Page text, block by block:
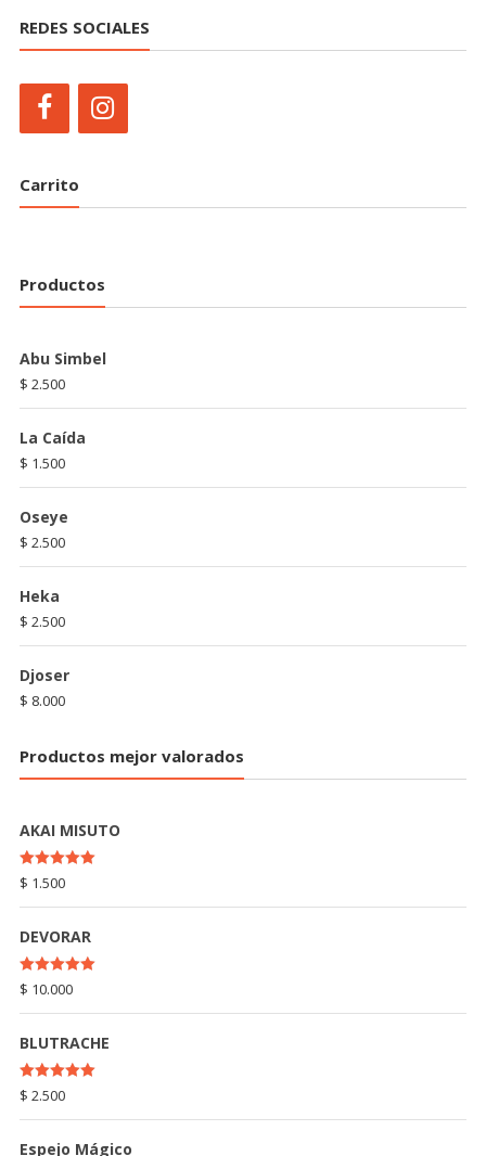
REDES SOCIALES
Carrito
Productos
Abu Simbel
$ 2.500
La Caída
$ 1.500
Oseye
$ 2.500
Heka
$ 2.500
Djoser
$ 8.000
Productos mejor valorados
AKAI MISUTO
Rated5.00
out of 5
$ 1.500
DEVORAR
Rated5.00
out of 5
$ 10.000
BLUTRACHE
Rated5.00
out of 5
$ 2.500
Espejo Mágico